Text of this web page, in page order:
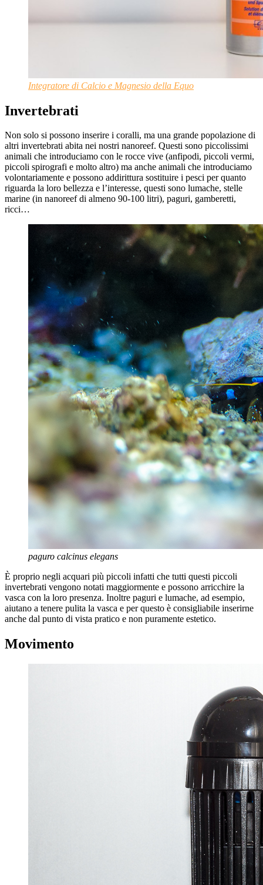
Integratore di Calcio e Magnesio della Equo
Invertebrati
Non solo si possono inserire i coralli, ma una grande popolazione di
altri invertebrati abita nei nostri nanoreef. Questi sono piccolissimi
animali che introduciamo con le rocce vive (anfipodi, piccoli vermi,
piccoli spirografi e molto altro) ma anche animali che introduciamo
volontariamente e possono addirittura sostituire i pesci per quanto
riguarda la loro bellezza e l’interesse, questi sono lumache, stelle
marine (in nanoreef di almeno 90-100 litri), paguri, gamberetti,
ricci…
paguro calcinus elegans
È proprio negli acquari più piccoli infatti che tutti questi piccoli
invertebrati vengono notati maggiormente e possono arricchire la
vasca con la loro presenza. Inoltre paguri e lumache, ad esempio,
aiutano a tenere pulita la vasca e per questo è consigliabile inserirne
anche dal punto di vista pratico e non puramente estetico.
Movimento